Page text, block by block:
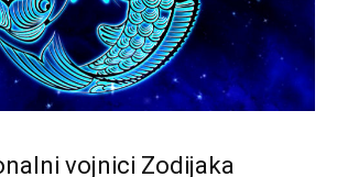
vojnici Zodijaka